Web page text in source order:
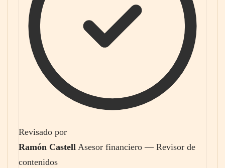
Revisado por
Ramón Castell Asesor financiero — Revisor de
contenidos